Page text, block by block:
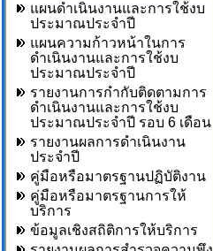
แผนดำเนินงานและการใช้งบ
ประมาณประจำปี
แผนความก้าวหน้าในการ
ดำเนินงานและการใช้งบ
ประมาณประจำปี
รายงานการกำกับติดตามการ
ดำเนินงานและการใช้งบ
ประมาณประจำปี รอบ 6 เดือน
รายงานผลการดำเนินงาน
ประจำปี
คู่มือหรือมาตรฐานปฏิบัติงาน
คู่มือหรือมาตรฐานการให้
บริการ
ข้อมูลเชิงสถิติการให้บริการ